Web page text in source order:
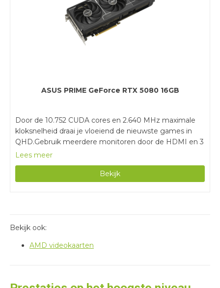
ASUS PRIME GeForce RTX 5080 16GB
Door de 10.752 CUDA cores en 2.640 MHz maximale
kloksnelheid draai je vloeiend de nieuwste games in
QHD.Gebruik meerdere monitoren door de HDMI en 3
DisplayPort aansluitingen.De 3 ventilatoren koelen de
speelt en meer zware grafische taken uitvoert.Je hebt
een voeding van minimaal 850 watt nodig om deze
Lees meer
Bekijk
Bekijk ook:
AMD videokaarten